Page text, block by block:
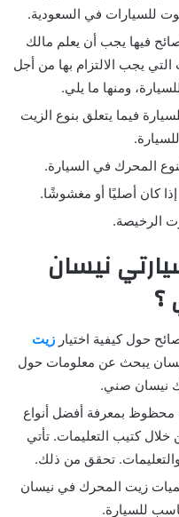
للسيارات في السعودية.
فيها يجب أن يعلم مالك
يجب الالتزام بها من أجل
ومنها ما يلي.
فيما يتعلق بنوع الزيت
المحرك في السيارة.
كان أصليًا أو مغشوشًا.
الرخيصة.
نيسان
؟
حول كيفية اختيارزيت
يبحث عن معلومات حول
نيسان صني.
محظوظ بمعرفة أفضل أنواع
كتيب التعليمات. تأتي
تحقق من ذلك.
زيت المحرك في نيسان
للسيارة.